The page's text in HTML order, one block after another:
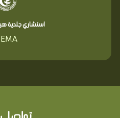
استشاري جلدية